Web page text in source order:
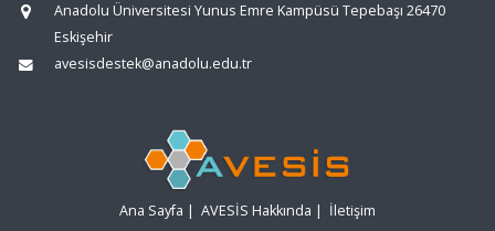
Anadolu Üniversitesi Yunus Emre Kampüsü Tepebaşı 26470
Eskişehir
avesisdestek@anadolu.edu.tr
Ana Sayfa | AVESİS Hakkında | İletişim